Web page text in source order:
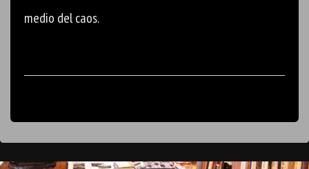
medio del caos.